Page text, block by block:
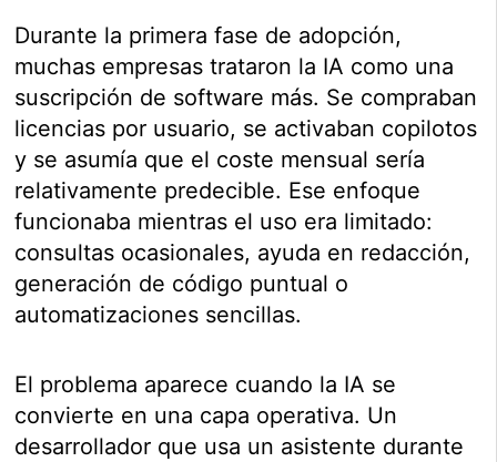
Durante la primera fase de adopción,
muchas empresas trataron la IA como una
suscripción de software más. Se compraban
licencias por usuario, se activaban copilotos
y se asumía que el coste mensual sería
relativamente predecible. Ese enfoque
funcionaba mientras el uso era limitado:
consultas ocasionales, ayuda en redacción,
generación de código puntual o
automatizaciones sencillas.
El problema aparece cuando la IA se
convierte en una capa operativa. Un
desarrollador que usa un asistente durante